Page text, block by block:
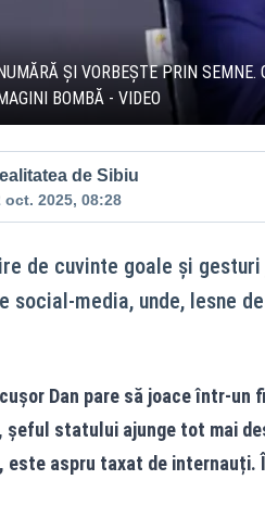
ȘI VORBEȘTE PRIN
BOMBĂ - VIDEO
de Sibiu
oct. 2025, 08:28
de cuvinte goale și
social-media, unde, lesne
Dan pare să joace într-
șeful statului ajunge tot mai
este aspru taxat de